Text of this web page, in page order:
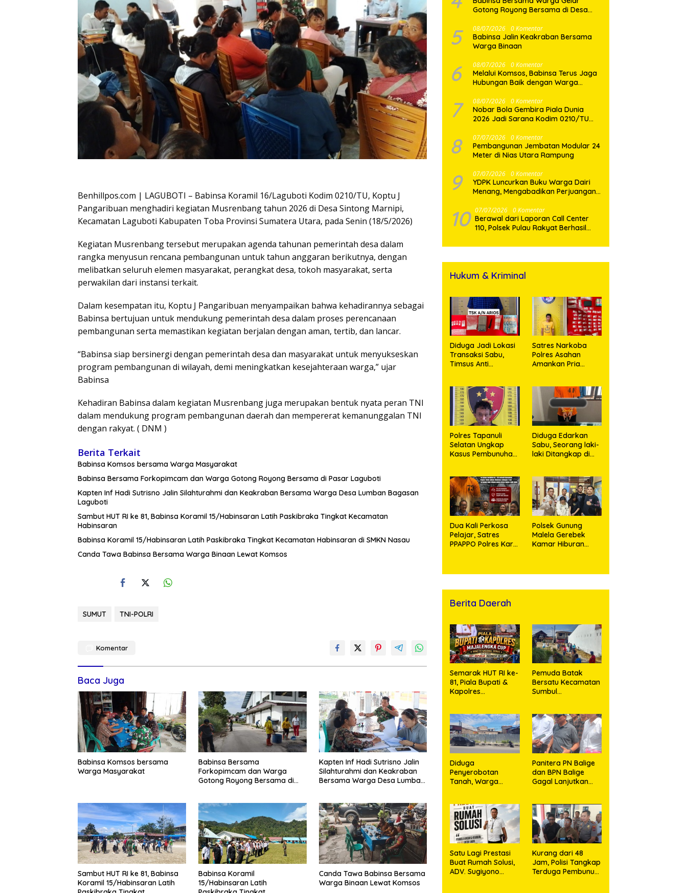
Benhillpos.com | LAGUBOTI – Babinsa Koramil 16/Laguboti Kodim 0210/TU, Koptu J
Pangaribuan menghadiri kegiatan Musrenbang tahun 2026 di Desa Sintong Marnipi,
Kecamatan Laguboti Kabupaten Toba Provinsi Sumatera Utara, pada Senin (18/5/2026)
Kegiatan Musrenbang tersebut merupakan agenda tahunan pemerintah desa dalam
rangka menyusun rencana pembangunan untuk tahun anggaran berikutnya, dengan
melibatkan seluruh elemen masyarakat, perangkat desa, tokoh masyarakat, serta
perwakilan dari instansi terkait.
Dalam kesempatan itu, Koptu J Pangaribuan menyampaikan bahwa kehadirannya sebagai
Babinsa bertujuan untuk mendukung pemerintah desa dalam proses perencanaan
pembangunan serta memastikan kegiatan berjalan dengan aman, tertib, dan lancar.
“Babinsa siap bersinergi dengan pemerintah desa dan masyarakat untuk menyukseskan
program pembangunan di wilayah, demi meningkatkan kesejahteraan warga,” ujar
Babinsa
Kehadiran Babinsa dalam kegiatan Musrenbang juga merupakan bentuk nyata peran TNI
dalam mendukung program pembangunan daerah dan mempererat kemanunggalan TNI
dengan rakyat. ( DNM )
Berita Terkait
Babinsa Komsos bersama Warga Masyarakat
Babinsa Bersama Forkopimcam dan Warga Gotong Royong Bersama di Pasar Laguboti
Kapten Inf Hadi Sutrisno Jalin Silahturahmi dan Keakraban Bersama Warga Desa Lumban Bagasan
Laguboti
Sambut HUT RI ke 81, Babinsa Koramil 15/Habinsaran Latih Paskibraka Tingkat Kecamatan
Habinsaran
Babinsa Koramil 15/Habinsaran Latih Paskibraka Tingkat Kecamatan Habinsaran di SMKN Nasau
Canda Tawa Babinsa Bersama Warga Binaan Lewat Komsos
SUMUT TNI-POLRI
Komentar
Baca Juga
Babinsa Komsos bersama
Warga Masyarakat
Babinsa Bersama
Forkopimcam dan Warga
Gotong Royong Bersama di
Kapten Inf Hadi Sutrisno Jalin
Silahturahmi dan Keakraban
Bersama Warga Desa Lumban
Sambut HUT RI ke 81, Babinsa
Koramil 15/Habinsaran Latih
Babinsa Koramil
15/Habinsaran Latih
Canda Tawa Babinsa Bersama
Warga Binaan Lewat Komsos
Gotong Royong Bersama di Desa
5 08/07/2026 0 Komentar
Babinsa Jalin Keakraban Bersama
Warga Binaan
6 08/07/2026 0 Komentar
Melalui Komsos, Babinsa Terus Jaga
Hubungan Baik dengan Warga
7 08/07/2026 0 Komentar
Nobar Bola Gembira Piala Dunia
2026 Jadi Sarana Kodim 0210/TU
Kebersamaan dengan Warga
8 07/07/2026 0 Komentar
Pembangunan Jembatan Modular 24
Meter di Nias Utara Rampung
9 07/07/2026 0 Komentar
YDPK Luncurkan Buku Warga Dairi
Menang, Mengabadikan Perjuangan
Jalur Hukum
10 07/07/2026 0 Komentar
Berawal dari Laporan Call Center
110, Polsek Pulau Rakyat Berhasil
Penyalahgunaan Narkotika
Hukum & Kriminal
Diduga Jadi Lokasi
Transaksi Sabu,
Timsus Anti
Seorang Pria
dengan Barang
Bukti 63,67 Gram
Sabu
Satres Narkoba
Polres Asahan
Amankan Pria
Bukti
Polres Tapanuli
Selatan Ungkap
Kasus Pembunuhan
Anak, Pelaku
Ditangkap
Diduga Edarkan
Sabu, Seorang laki-
laki Ditangkap di
Timbangan Digital
dan Puluhan Plastik
Klip
Dua Kali Perkosa
Pelajar, Satres
PPAPPO Polres Karo
Polsek Gunung
Malela Gerebek
Kamar Hiburan
Diringkus
Berita Daerah
Semarak HUT RI ke-
81, Piala Bupati &
Kapolres
Semangat Generasi
Muda
Pemuda Batak
Bersatu Kecamatan
Sumbul
Pembersihan
Massal Sambut HUT
Korem 023/KS dan
HUT Ke-81
Kemerdekaan RI
Diduga
Penyerobotan
Tanah, Warga
Memperjuangkan
Hak Kepemilikan
Panitera PN Balige
dan BPN Balige
Gagal Lanjutkan
Sebut Objek Salah
Lokasi
Satu Lagi Prestasi
Buat Rumah Solusi,
ADV. Sugiyono
Kurang dari 48
Jam, Polisi Tangkap
Terduga Pembunuh